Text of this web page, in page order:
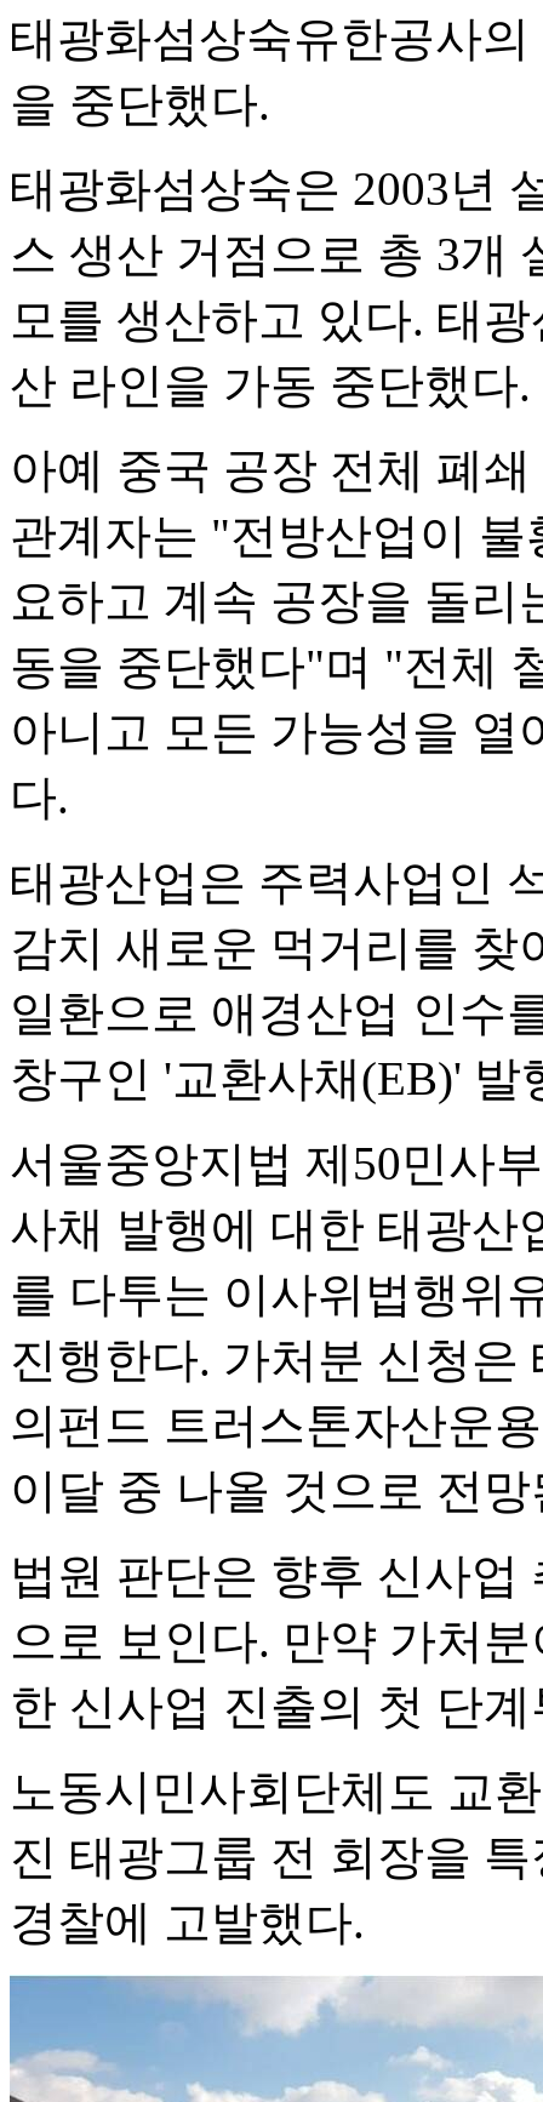
태광화섬상숙유한공사
을 중단했다.
태광화섬상숙은 2003년
스 생산 거점으로 총 3개
모를 생산하고 있다. 태
산 라인을 가동 중단했다.
아예 중국 공장 전체 폐
관계자는 "전방산업이
요하고 계속 공장을 돌
동을 중단했다"며 "전체
아니고 모든 가능성을
다.
태광산업은 주력사업인
감치 새로운 먹거리를 찾
일환으로 애경산업 인수
창구인 '교환사채(EB)'
서울중앙지법 제50민사
사채 발행에 대한 태광산
를 다투는 이사위법행위
진행한다. 가처분 신청은
의펀드 트러스톤자산운
이달 중 나올 것으로 전
법원 판단은 향후 신사업
으로 보인다. 만약 가처
한 신사업 진출의 첫 단
노동시민사회단체도 교
진 태광그룹 전 회장을
경찰에 고발했다.